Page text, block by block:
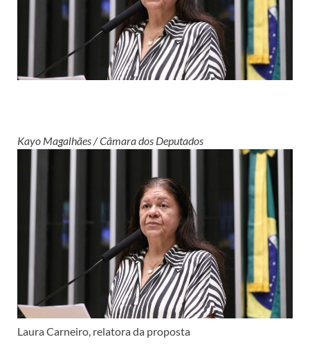
Kayo Magalhães / Câmara dos Deputados
Laura Carneiro, relatora da proposta